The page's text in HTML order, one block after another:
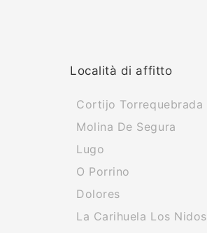
Località di affitto
Cortijo Torrequebrada
Molina De Segura
Lugo
O Porrino
Dolores
La Carihuela Los Nidos